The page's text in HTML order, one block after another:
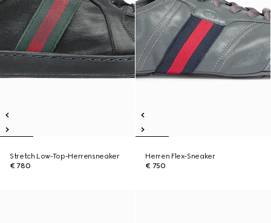
Stretch Low-Top-Herrensneaker
€ 780
Herren Flex-Sneaker
€ 750